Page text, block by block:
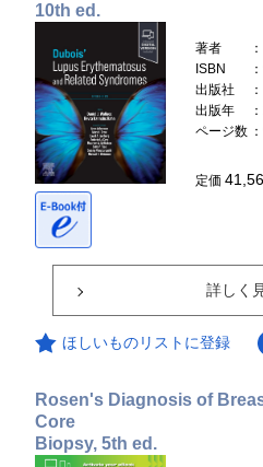
10th ed.
著者
ISBN
出版社
出版年
ページ数
定価
詳しく
ほしいものリストに登録
Rosen's Diagnosis of
Core
Biopsy, 5th ed.